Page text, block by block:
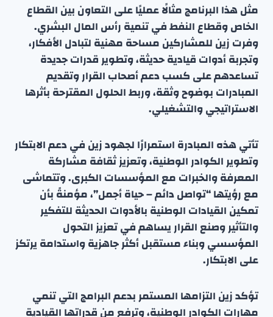
مثل هذا البرنامج مثالًا عمليًا على التعاون بين القطاع
الخاص وقطاع النفط في تنمية رأس المال البشري.
وفرت زين للمشاركين مساحة مهنية لتبادل الأفكار،
وتجربة أدوات قيادية حديثة، وتطوير قدرات جديدة
تساعدهم على كسب دعم أصحاب القرار وتقديم
المبادرات بوضوح وثقة، وربط الحلول المقترحة بأثرها
الاستراتيجي والتشغيلي.
تأتي هذه المبادرة استمرارًا لجهود زين في دعم الابتكار
وتطوير الكوادر الوطنية، وتعزيز ثقافة مشاركة
المعرفة والخبرات مع المؤسسات الكبرى. وتتماشى
مع رؤيتها “تواصل دائم – حياة أجمل”، مؤمنةً بأن
تمكين القيادات الوطنية بالأدوات الحديثة للتفكير
والتأثير وصنع القرار يساهم في تعزيز التحول
المؤسسي وبناء مستقبل أكثر جاهزية واستدامة يرتكز
على الابتكار.
تؤكد زين التزامها المستمر بدعم البرامج التي تنمي
مهارات الكوادر الوطنية، وترفع من قدراتها القيادية